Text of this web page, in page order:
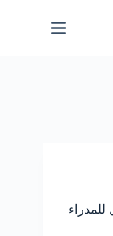
للمدراء